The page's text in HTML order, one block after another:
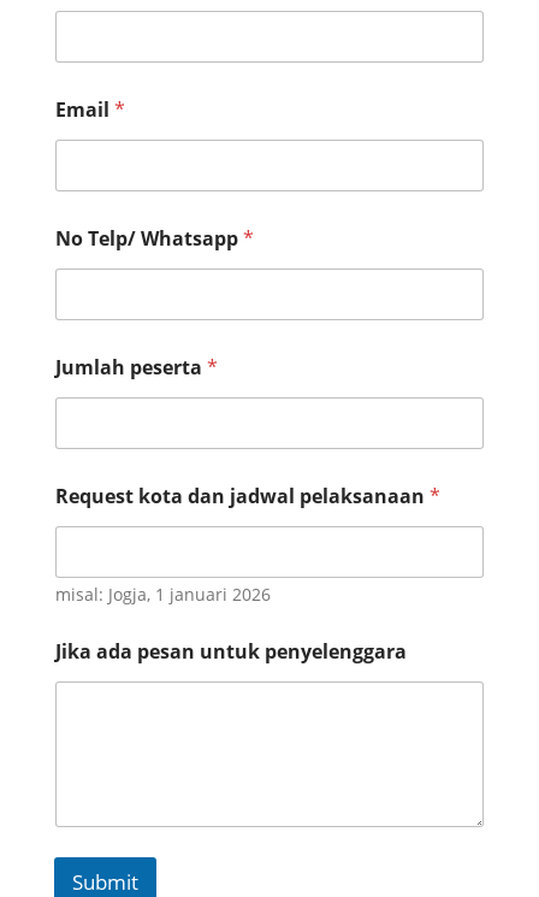
a
s
p
k
a
n
a
Email *
No Telp/ Whatsapp*
Jumlah peserta *
Request kota dan jadwal pelaksanaan *
misal: Jogja, 1 januari 2026
Jika ada pesan untuk penyelenggara
Submit